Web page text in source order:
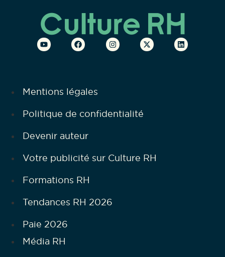
Mentions légales
Politique de confidentialité
Devenir auteur
Votre publicité sur Culture RH
Formations RH
Tendances RH 2026
Paie 2026
Média RH